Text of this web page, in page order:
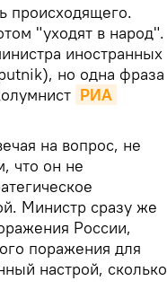
происходящего.
"уходят в народ".
иностранных
но одна фраза
РИА
на вопрос, не
что он не
Министр сразу же
России,
поражения для
настрой, сколько